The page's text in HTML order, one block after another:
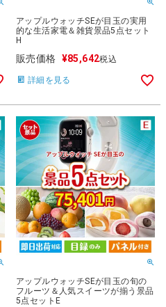
アップルウォッチSEが目玉の実用
的な生活家電＆雑貨景品5点セット
H
販売価格 ¥85,642税込
詳細を見る
アップルウォッチSEが目玉の旬の
フルーツ＆人気スイーツが揃う景品
5点セットE